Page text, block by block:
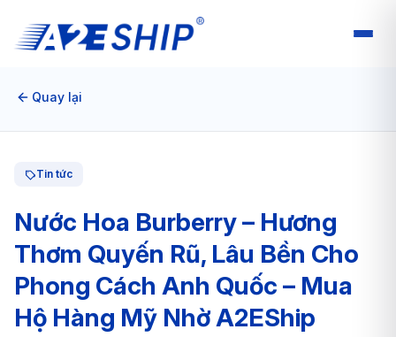
Quay lại
Tin tức
Nước Hoa Burberry – Hương
Thơm Quyến Rũ, Lâu Bền Cho
Phong Cách Anh Quốc – Mua
Hộ Hàng Mỹ Nhờ A2EShip